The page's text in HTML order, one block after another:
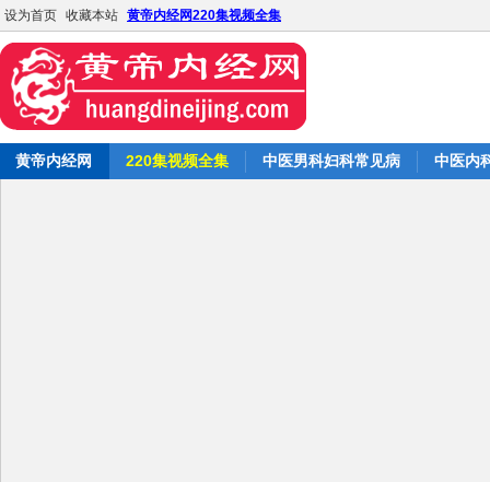
设为首页 收藏本站 黄帝内经网220集视频全集
黄帝内经网 220集视频全集 中医男科妇科常见病 中医内